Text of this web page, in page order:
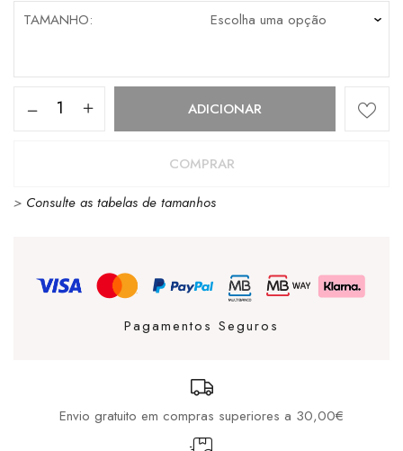
TAMANHO
Quantidade
Oxford
ADICIONAR
COMPRAR
> Consulte as tabelas de tamanhos
Pagamentos Seguros
Envio gratuito em compras superiores a 30,00€